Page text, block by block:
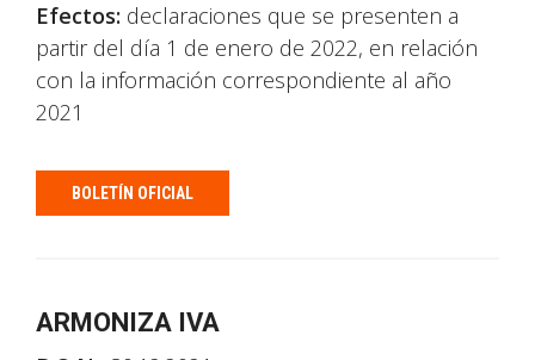
Efectos: declaraciones que se presenten a
partir del día 1 de enero de 2022, en relación
con la información correspondiente al año
2021
BOLETÍN OFICIAL
ARMONIZA IVA